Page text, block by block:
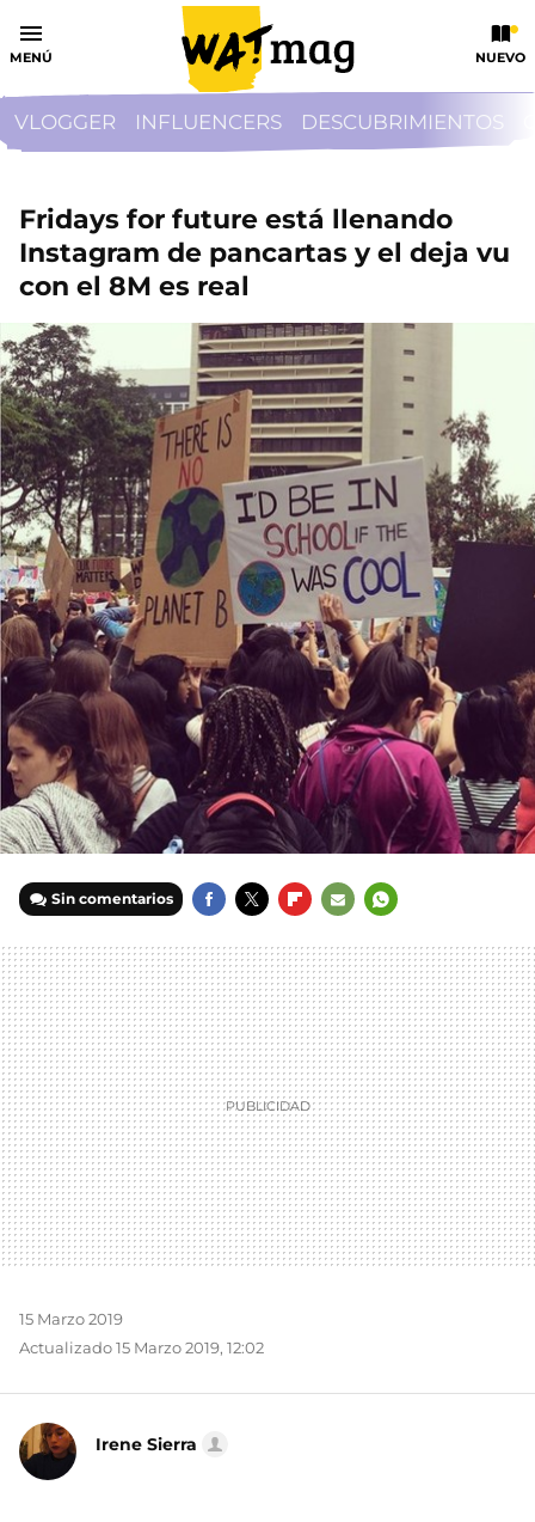
MENÚ NUEVO
VLOGGER INFLUENCERS DESCUBRIMIENTOS
Fridays for future está llenando
Instagram de pancartas y el deja vu
con el 8M es real
Sin comentarios
MAIL
15 Marzo 2019
Actualizado 15 Marzo 2019, 12:02
Irene Sierra